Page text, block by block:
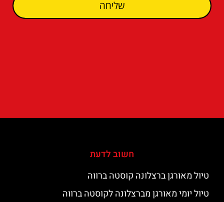
שליחה
חשוב לדעת
טיול מאורגן ברצלונה קוסטה ברווה
טיול יומי מאורגן מברצלונה לקוסטה ברווה